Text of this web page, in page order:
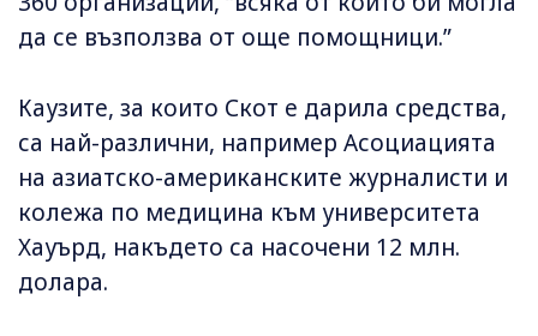
да се възползва от още помощници.”
Каузите, за които Скот е дарила средства,
са най-различни, например Асоциацията
на азиатско-американските журналисти и
колежа по медицина към университета
Хауърд, накъдето са насочени 12 млн.
долара.